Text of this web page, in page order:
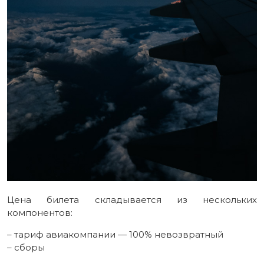
Цена билета складывается из нескольких
компонентов:
– тариф авиакомпании — 100% невозвратный
– сборы